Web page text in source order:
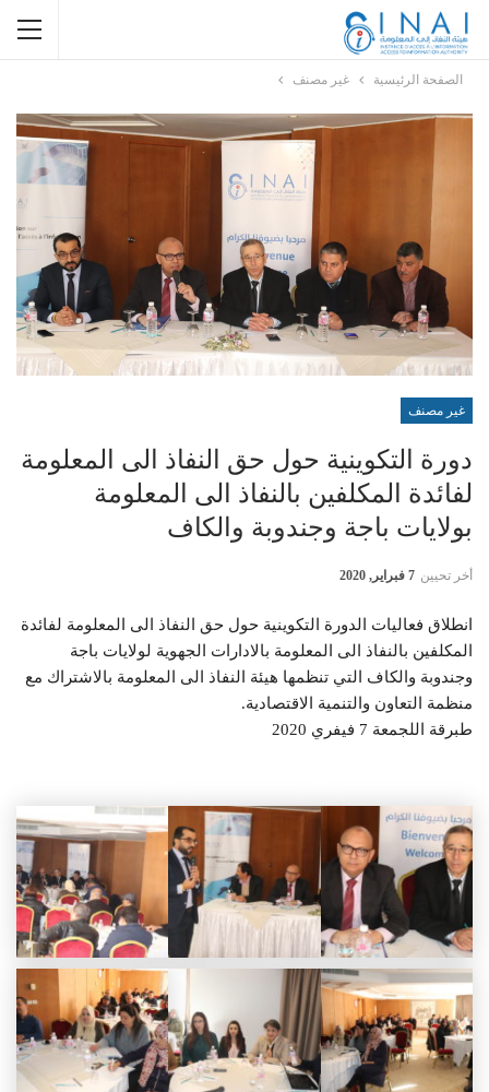
الصفحة الرئيسية غير مصنف
غير مصنف
دورة التكوينية حول حق النفاذ الى المعلومة
لفائدة المكلفين بالنفاذ الى المعلومة
بولايات باجة وجندوبة والكاف
أخر تحيين 7 فبراير, 2020
انطلاق فعاليات الدورة التكوينية حول حق النفاذ الى المعلومة لفائدة
المكلفين بالنفاذ الى المعلومة بالادارات الجهوية لولايات باجة
وجندوبة والكاف التي تنظمها هيئة النفاذ الى المعلومة بالاشتراك مع
منظمة التعاون والتنمية الاقتصادية.
طبرقة اللجمعة 7 فيفري 2020